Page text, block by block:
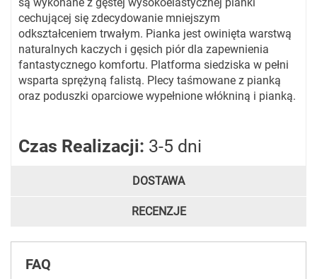
cechującej się zdecydowanie mniejszym
odkształceniem trwałym. Pianka jest owinięta warstwą
naturalnych kaczych i gęsich piór dla zapewnienia
fantastycznego komfortu. Platforma siedziska w pełni
wsparta sprężyną falistą. Plecy taśmowane z pianką
oraz poduszki oparciowe wypełnione włókniną i pianką.
Czas Realizacji: 3-5 dni
DOSTAWA
RECENZJE
FAQ